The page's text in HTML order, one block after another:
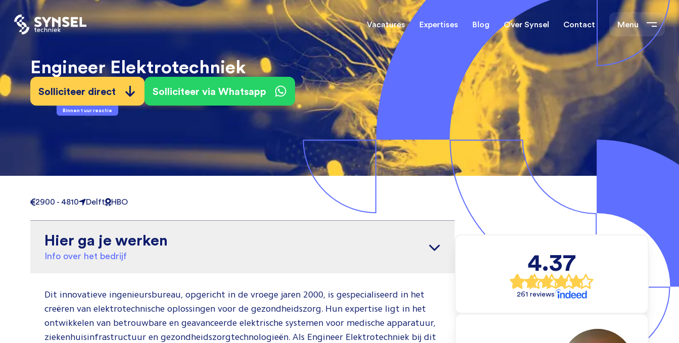
Vacatures
(Field) Service Engineers Mechanical Engineers
Software & Electrical
Engineers
Monteurs Technische
Monteurs binnendienst Installatietechniek
Technisch-Commercieel Operators
Expertises
(Field) Service Engineers Mechanical Engineers
Software & Electrical
Engineers
Monteurs Technische
Dienst
Monteurs binnendienst
Blog Over Synsel Contact Menu
Engineer Elektrotechniek
Solliciteer direct
Binnen 1 uur reactie
Solliciteer via Whatsapp
voor
Electrical
Engineers
Jij weet wat je
2900 - 4810 Delft HBO
Hier ga je werken
Info over het bedrijf
Dit innovatieve ingenieursbureau, opgericht in de vroege jaren 2000, is gespecialiseerd in het
creëren van elektrotechnische oplossingen voor de gezondheidszorg. Hun expertise ligt in het
ontwikkelen van betrouwbare en geavanceerde elektrische systemen voor medische apparatuur,
ziekenhuisinfrastructuur en gezondheidszorgtechnologieën. Als Engineer Elektrotechniek bij dit
4.37
261 reviews